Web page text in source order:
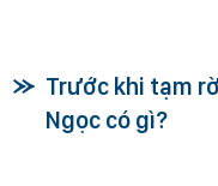
Trước khi tạm
Ngọc có gì?